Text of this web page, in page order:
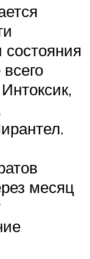
состояния
месяц